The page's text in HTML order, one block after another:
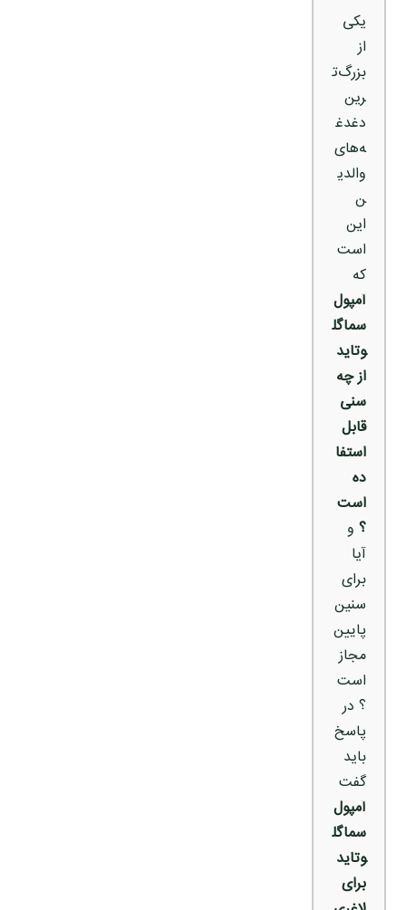
یکی
از
بزرگ‌ت
رین
دغدغ
ه‌های
والدی
ن
این
است
که
آمپول
سماگل
وتاید
از چه
سنی
قابل
استفا
ده
است
؟ و
آیا
برای
سنین
پایین
مجاز
است
؟ در
پاسخ
باید
گفت
آمپول
سماگل
وتاید
برای